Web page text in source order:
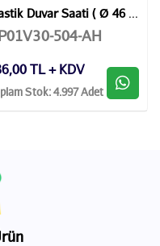
Plastik Duvar Saati ( Ø 46 cm )
504-AH
TL + KDV
Stok: 4.997 Adet